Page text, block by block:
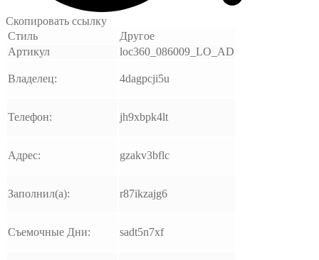
Скопировать ссылку
Стиль
Другое
Артикул
loc360_086009_LO_AD
Владелец: 4dagpcji5u
Телефон: jh9xbpk4lt
Адрес: gzakv3bflc
Заполнил(а): r87ikzajg6
Съемочные Дни: sadt5n7xf